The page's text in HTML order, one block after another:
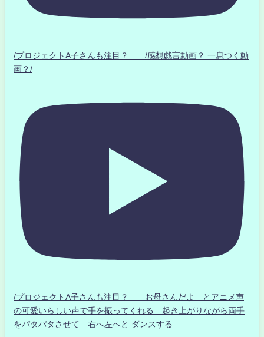
/プロジェクトA子さんも注目？ /感想戯言動画？.一息つく動
画？/
/プロジェクトA子さんも注目？ お母さんだよ とアニメ声
の可愛いらしい声で手を振ってくれる 起き上がりながら両手
をパタパタさせて 右へ左へと ダンスする